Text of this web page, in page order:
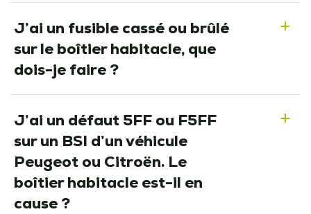
a
J’ai un fusible cassé ou brûlé
sur le boîtier habitacle, que
dois-je faire ?
a
J’ai un défaut 5FF ou F5FF
sur un BSI d’un véhicule
Peugeot ou Citroën. Le
boîtier habitacle est-il en
cause ?